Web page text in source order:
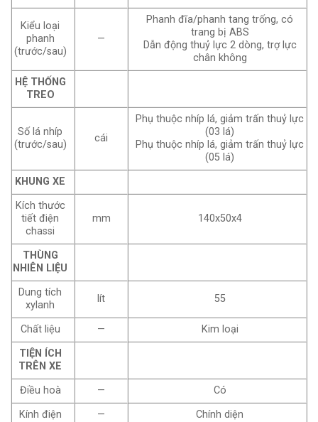
Kiểu loại
phanh
(trước/sau)
—
Phanh đĩa/phanh tang trống, có
trang bị ABS
Dẫn động thuỷ lực 2 dòng, trợ lực
chân không
HỆ THỐNG
TREO
Số lá nhíp
(trước/sau)
cái
Phụ thuộc nhíp lá, giảm trấn thuỷ lực
(03 lá)
Phụ thuộc nhíp lá, giảm trấn thuỷ lực
(05 lá)
KHUNG XE
Kích thước
tiết điện
chassi
mm 140x50x4
THÙNG
NHIÊN LIỆU
Dung tích
xylanh
lít 55
Chất liệu —
Kim loại
TIỆN ÍCH
TRÊN XE
Điều hoà
—
Có
Kính điện
—
Chính diện